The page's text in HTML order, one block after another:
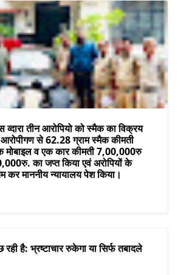
व्दारा तीन आरोपियो को स्मैक का विक्रय
से 62.28 ग्राम स्मैक कीमती
व एक कार कीमती 7,00,000रु
का जप्त किया एवं अरोपियों के
कर माननीय न्यायालय पेश किया।
है: भ्रष्टाचार रुकेगा या सिर्फ तबादले